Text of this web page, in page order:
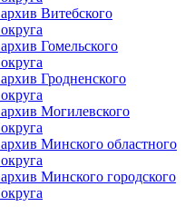
Витебского
Гомельского
Гродненского
Могилевского
Минского областного
Минского городского